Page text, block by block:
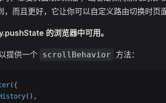
而且更好，它让你可以自定义路由切换时页
的浏览器中可用。
提供一个 scrollBehavior 方法：
({
(),